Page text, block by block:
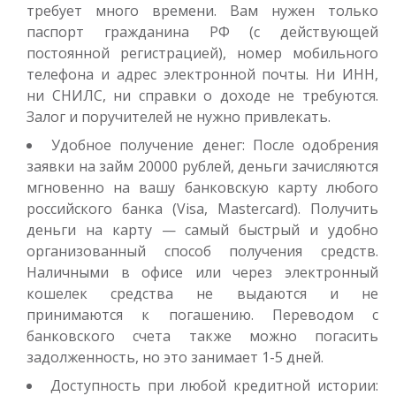
Получить
Переведём в долг
Сумма до50 000
Срок от 1до 21 дня
Получить
требует много времени. Вам нужен только
паспорт гражданина РФ (с действующей
постоянной регистрацией), номер мобильного
телефона и адрес электронной почты. Ни ИНН,
ни СНИЛС, ни справки о доходе не требуются.
Залог и поручителей не нужно привлекать.
Удобное получение денег: После одобрения
заявки на займ 20000 рублей, деньги зачисляются
мгновенно на вашу банковскую карту любого
российского банка (Visa, Mastercard). Получить
деньги на карту — самый быстрый и удобно
организованный способ получения средств.
Наличными в офисе или через электронный
кошелек средства не выдаются и не
принимаются к погашению. Переводом с
банковского счета также можно погасить
задолженность, но это занимает 1-5 дней.
Доступность при любой кредитной истории: